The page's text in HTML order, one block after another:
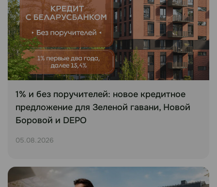
1% и без поручителей: новое кредитное
предложение для Зеленой гавани, Новой
Боровой и DEPO
05.08.2026